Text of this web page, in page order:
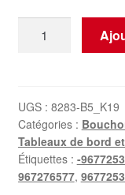
Vent
Citroën
C-
Elysée
Peugeot
UGS : 8283-B5_K19
Catégories :
Tableaux de bord
Étiquettes : -
967276577,